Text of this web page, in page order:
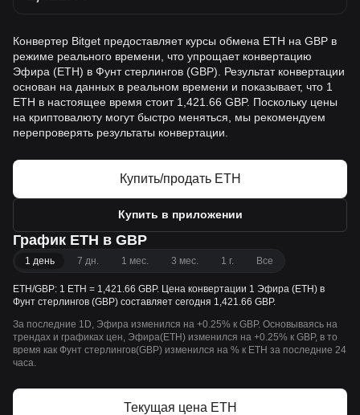
Конвертер Bitget предоставляет курсы обмена ETH на GBP в
режиме реального времени, что упрощает конвертацию
Эфира (ETH) в Фунт стерлингов (GBP). Результат конвертации
основан на данных в реальном времени и показывает, что 1
ETH в настоящее время стоит 1,421.66 GBP. Поскольку цены
на криптовалюту могут быстро меняться, мы рекомендуем
перепроверять результаты конвертации.
Купить/продать ETH
Купить в приложении
График ETH в GBP
1 день 7 дн. 1 мес. 3 мес. 1 г. Все
ETH/GBP: 1 ETH = 1,421.66 GBP. Цена конвертации 1 Эфира (ETH) в
Фунт стерлингов (GBP) составляет сегодня 1,421.66 GBP.
За последние 1D, Эфира изменился на +0.25% к GBP. Основываясь на
трендах и графиках цен, Эфира(ETH) изменился на +0.25% к GBP, в то
время как Фунт стерлингов(GBP) изменился на % к ETH за последние 24
часа.
Текущая цена ETH